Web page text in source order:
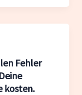
Fehler
kosten.